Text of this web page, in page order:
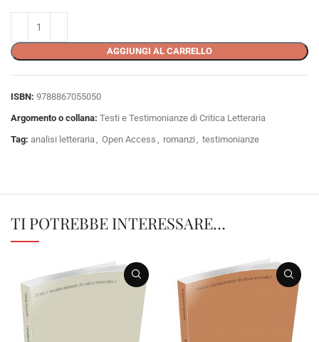
AGGIUNGI AL CARRELLO
ISBN: 9788867055050
Argomento o collana: Testi e Testimonianze di Critica Letteraria
Tag: analisi letteraria Open Access romanzi testimonianze
TI POTREBBE INTERESSARE…